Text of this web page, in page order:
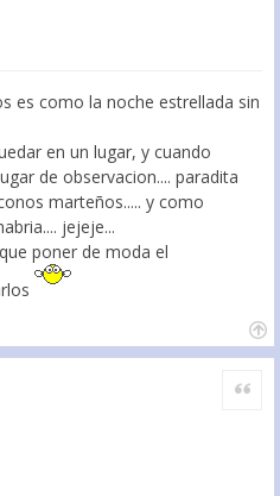
es como la noche estrellada sin
en un lugar, y cuando
de observacion.... paradita
marteños..... y como
jejeje...
poner de moda el
Citar